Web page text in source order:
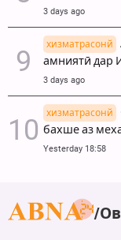
3 days ago
хизматрасонй
амниятӣ дар
3 days ago
хизматрасонй
бахше аз
Yesterday 18:58